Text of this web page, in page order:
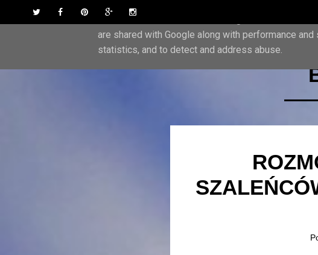
Skip to content
Twitter
Facebook
Pinterest
Google Plus
Instagram
This site uses cookies from Google to deliver its
are shared with Google along with performance
statistics, and to detect and address abuse.